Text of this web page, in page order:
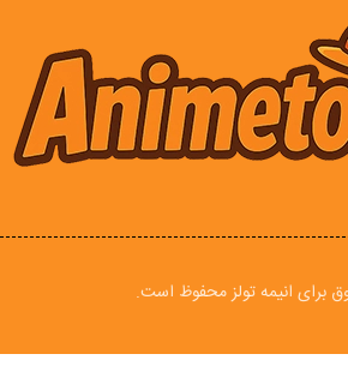
برای انیمه تولز محفوظ است.